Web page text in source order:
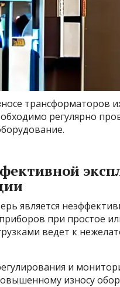
трансформаторов
регулярно
является
при простое
ведет к
и
износу